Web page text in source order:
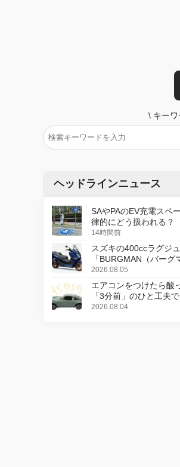
\ キー
ヘッドラインニュース
SAやPAのEV充電スペ
律的にどう扱われる？
14時間前
スズキの400ccラグジ
「BURGMAN（バーグ
更し、8月18日に発売
2026.08.05
エアコンをつけたら酸
「3分前」のひと工夫
2026.08.04